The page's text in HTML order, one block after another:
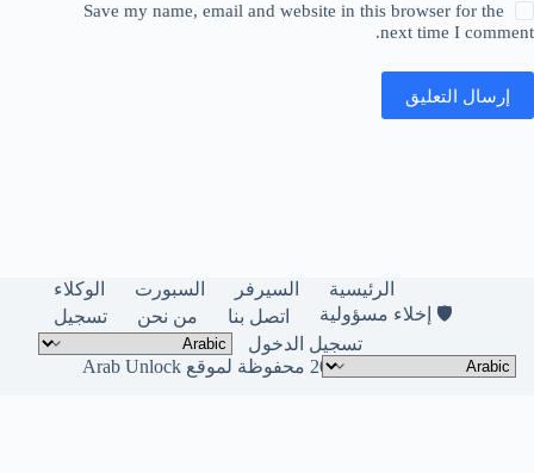
Save my name, email and website in this browser for the
next time I comment.
إرسال التعليق
الرئيسية السيرفر السبورت
الوكلاء
🛡️ إخلاء مسؤولية
اتصل بنا من نحن
تسجيل
تسجيل الدخول
حقوق النشر © لعام 2026 محفوظة لموقع Arab Unlock